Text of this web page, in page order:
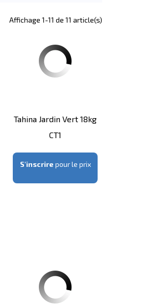
Affichage 1-11 de 11 article(s)
Tahina Jardin Vert 18kg
CT1
S'inscrire pour le prix